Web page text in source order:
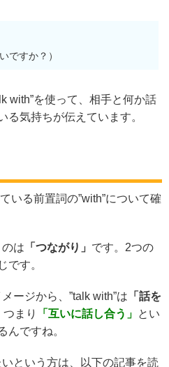
ですか？）
with”を使って、相手と何か話
る気持ちが伝えています。
いる前置詞の”with”について確
は 「つながり」 です。2つの
です。
ージから、”talk with”は 「話を
つまり 「互いに話し合う」 とい
んですね。
という方は、以下の記事を読